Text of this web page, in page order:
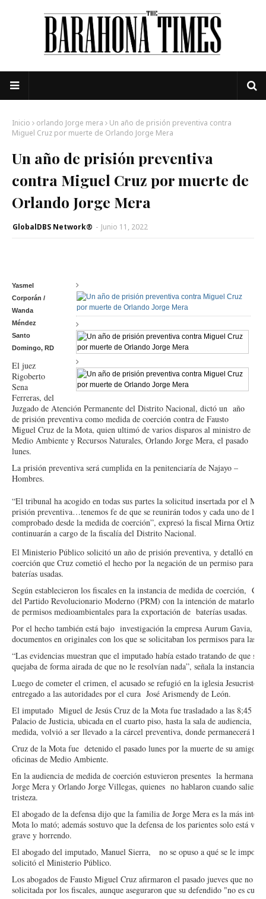
Inicio orlando Jorge mera
Un año de prisión preventiva contra
Miguel Cruz por muerte de Orlando Jorge Mera
Un año de prisión preventiva
contra Miguel Cruz por muerte de
Orlando Jorge Mera
GlobalDBS Network® - Junio 11, 2022
Yasmel
Corporán /
Wanda
Méndez
Santo
Domingo, RD
El juez
Rigoberto
Sena
Ferreras, del
Juzgado de Atención Permanente del Distrito Nacional, dictó un año
de prisión preventiva como medida de coerción contra de Fausto
Miguel Cruz de la Mota, quien ultimó de varios disparos al ministro de
Medio Ambiente y Recursos Naturales, Orlando Jorge Mera, el pasado
lunes.
La prisión preventiva será cumplida en la penitenciaría de Najayo –
Hombres.
“El tribunal ha acogido en todas sus partes la solicitud insertada por el
prisión preventiva…tenemos fe de que se reunirán todos y cada uno de los
comprobado desde la medida de coerción”, expresó la fiscal Mirna Ortiz,
continuarán a cargo de la fiscalía del Distrito Nacional.
El Ministerio Público solicitó un año de prisión preventiva, y detalló en el
coerción que Cruz cometió el hecho por la negación de un permiso para
baterías usadas.
Según establecieron los fiscales en la instancia de medida de coerción,
del Partido Revolucionario Moderno (PRM) con la intención de matarlo,
de permisos medioambientales para la exportación de baterías usadas.
Por el hecho también está bajo investigación la empresa Aurum Gavia,
documentos en originales con los que se solicitaban los permisos para las
“Las evidencias muestran que el imputado había estado tratando de que
quejaba de forma airada de que no le resolvían nada”, señala la instancia
Luego de cometer el crimen, el acusado se refugió en la iglesia
entregado a las autoridades por el cura José Arismendy de León.
El imputado Miguel de Jesús Cruz de la Mota fue trasladado a las 8;45 de
Palacio de Justicia, ubicada en el cuarto piso, hasta la sala de audiencia,
medida, volvió a ser llevado a la cárcel preventiva, donde permanecerá
Cruz de la Mota fue detenido el pasado lunes por la muerte de su amigo
oficinas de Medio Ambiente.
En la audiencia de medida de coerción estuvieron presentes la hermana
Jorge Mera y Orlando Jorge Villegas, quienes no hablaron cuando
tristeza.
El abogado de la defensa dijo que la familia de Jorge Mera es la más
Mota lo mató; además sostuvo que la defensa de los parientes solo está
grave y horrendo.
El abogado del imputado, Manuel Sierra, no se opuso a qué se le
solicitó el Ministerio Público.
Los abogados de Fausto Miguel Cruz afirmaron el pasado jueves que no
solicitada por los fiscales, aunque aseguraron que su defendido "no es